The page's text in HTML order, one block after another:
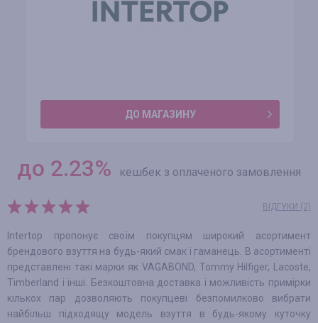
ДО МАГАЗИНУ
до 2.23% кешбек з оплаченого замовлення
ВІДГУКИ (2)
Intertop пропонує своїм покупцям широкий асортимент
брендового взуття на будь-який смак і гаманець. В асортименті
представлені такі марки як VAGABOND, Tommy Hilfiger, Lacoste,
Timberland і інші. Безкоштовна доставка і можливість примірки
кількох пар дозволяють покупцеві безпомилково вибрати
найбільш підходящу модель взуття в будь-якому куточку